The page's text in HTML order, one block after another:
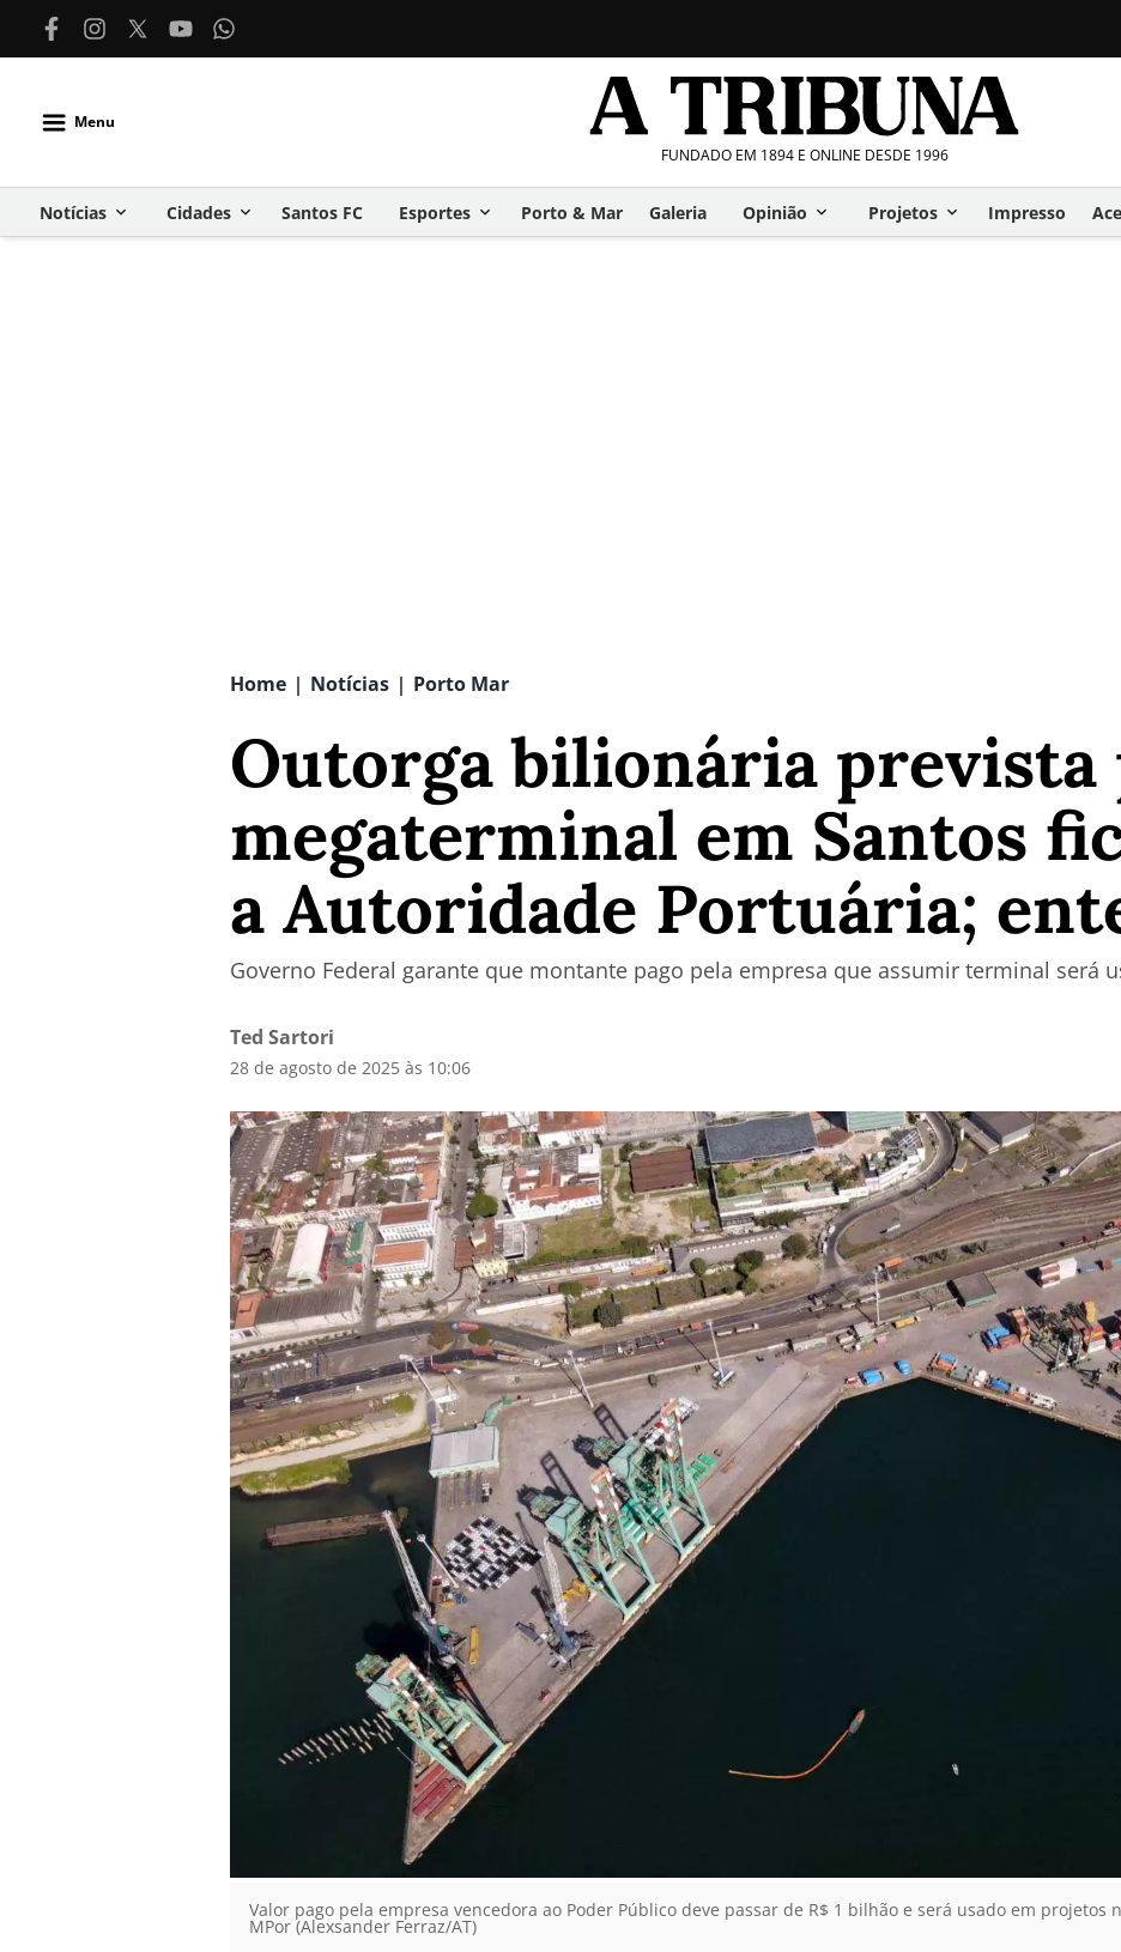
Menu
FUNDADO EM 1894 E ONLINE DESDE 1996
Notícias Cidades Santos FC Esportes Porto & Mar Galeria Opinião Projetos Impresso
Home | Notícias | Porto Mar
Outorga bilionária prevista
megaterminal em Santos
a Autoridade Portuária;
Governo Federal garante que montante pago pela empresa que assumir terminal será
Ted Sartori
28 de agosto de 2025 às 10:06
Valor pago pela empresa vencedora ao Poder Público deve passar de R$ 1 bilhão e será usado em projetos
MPor (Alexsander Ferraz/AT)